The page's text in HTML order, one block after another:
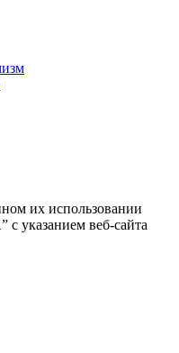
их использовании
указанием веб-сайта